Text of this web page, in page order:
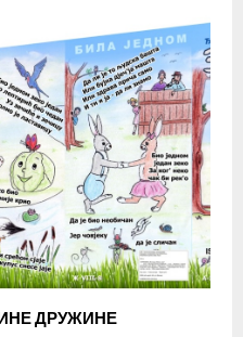
ДРУЖИНЕ